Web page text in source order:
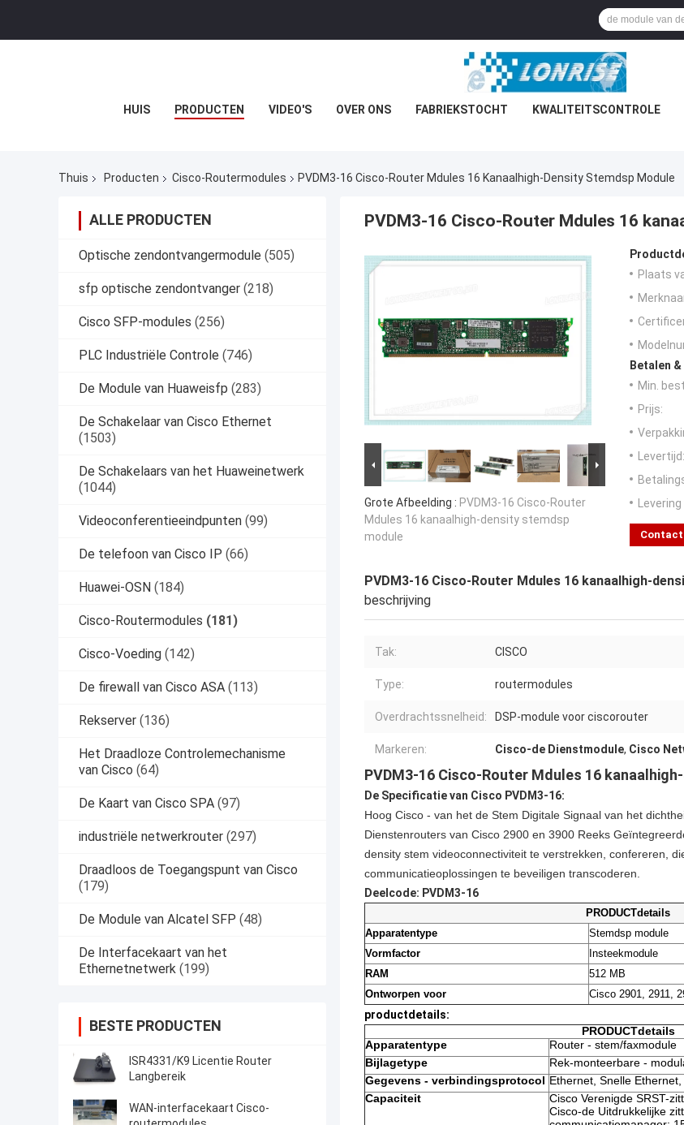
HUIS PRODUCTEN VIDEO'S OVER ONS FABRIEKSTOCHT KWALITEITSCONTROLE
Thuis Producten Cisco-Routermodules PVDM3-16 Cisco-Router Mdules 16 Kanaalhigh-Density Stemdsp Module
ALLE PRODUCTEN
Optische zendontvangermodule (505)
sfp optische zendontvanger (218)
Cisco SFP-modules (256)
PLC Industriële Controle (746)
De Module van Huaweisfp (283)
De Schakelaar van Cisco Ethernet
(1503)
De Schakelaars van het Huaweinetwerk
(1044)
Videoconferentieeindpunten (99)
De telefoon van Cisco IP (66)
Huawei-OSN (184)
Cisco-Routermodules (181)
Cisco-Voeding (142)
De firewall van Cisco ASA (113)
Rekserver (136)
Het Draadloze Controlemechanisme
van Cisco (64)
De Kaart van Cisco SPA (97)
industriële netwerkrouter (297)
Draadloos de Toegangspunt van Cisco
(179)
De Module van Alcatel SFP (48)
De Interfacekaart van het
Ethernetnetwerk (199)
BESTE PRODUCTEN
ISR4331/K9 Licentie Router
Langbereik
WAN-interfacekaart Cisco-
PVDM3-16 Cisco-Router Mdules 16
Grote Afbeelding : PVDM3-16 Cisco-Router
Mdules 16 kanaalhigh-density stemdsp
module
Plaats
Betalen
Min.
Prijs:
Levertijd:
Contact
PVDM3-16 Cisco-Router Mdules 16 kanaalhigh-
beschrijving
Tak: CISCO
Type: routermodules
Overdrachtssnelheid: DSP-module voor ciscorouter
Markeren: Cisco-de Dienstmodule, Cisco
PVDM3-16 Cisco-Router Mdules 16
De Specificatie van Cisco PVDM3-16:
Hoog Cisco - van het de Stem Digitale Signaal van het
Dienstenrouters van Cisco 2900 en 3900 Reeks
density stem videoconnectiviteit te verstrekken, confereren,
communicatieoplossingen te beveiligen transcoderen.
Deelcode: PVDM3-16
PRODUCTdetails
Apparatentype
Stemdsp module
Vormfactor
Insteekmodule
RAM
512 MB
Ontworpen voor
Cisco 2901, 2911,
productdetails:
PRODUCTdetails
Apparatentype
Router - stem/faxmodule
Bijlagetype
Rek-monteerbare -
Gegevens - verbindingsprotocol Ethernet, Snelle
Capaciteit
Cisco Verenigde SRST-
Cisco-de Uitdrukkelijke